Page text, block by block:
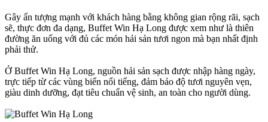
Gây ấn tượng mạnh với khách hàng bằng không gian rộng rãi, sạch
sẽ, thực đơn đa dạng, Buffet Win Hạ Long được xem như là thiên
đường ăn uống với đủ các món hải sản tươi ngon mà bạn nhất định
phải thử.
Ở Buffet Win Hạ Long, nguồn hải sản sạch được nhập hàng ngày,
trực tiếp từ các vùng biển nổi tiếng, đảm bảo độ tươi nguyên vẹn,
giàu dinh dưỡng, đạt tiêu chuẩn vệ sinh, an toàn cho người dùng.